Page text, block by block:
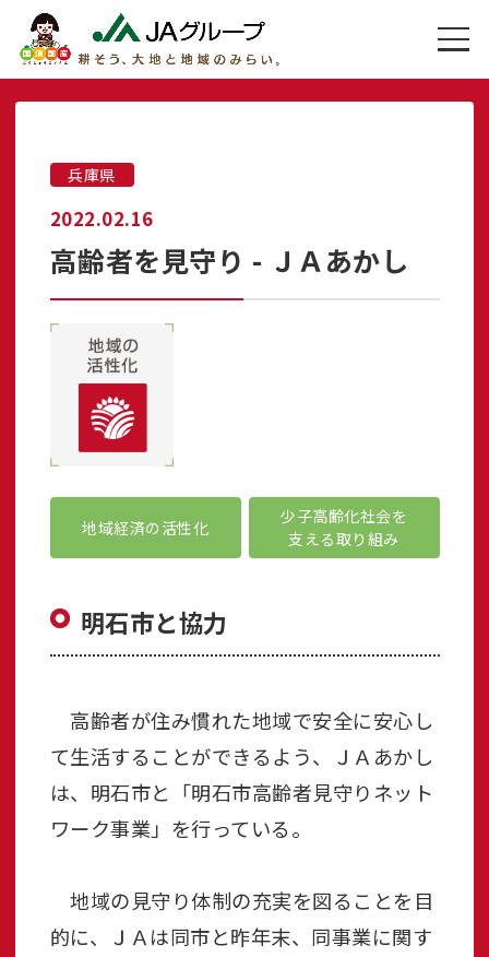
兵庫県
2022.02.16
高齢者を見守り - ＪＡあかし
地域経済の活性化
少子高齢化社会を
支える取り組み
明石市と協力
高齢者が住み慣れた地域で安全に安心し
て生活することができるよう、ＪＡあかし
は、明石市と「明石市高齢者見守りネット
ワーク事業」を行っている。
地域の見守り体制の充実を図ることを目
的に、ＪＡは同市と昨年末、同事業に関す